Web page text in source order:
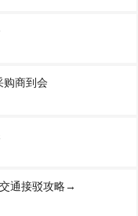
购商到会
通接驳攻略→